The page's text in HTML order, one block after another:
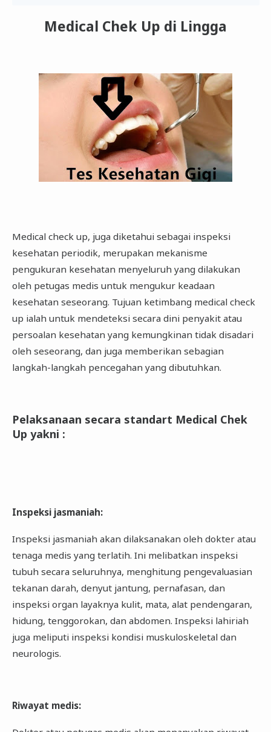
Medical Chek Up di Lingga
Medical check up, juga diketahui sebagai inspeksi
kesehatan periodik, merupakan mekanisme
pengukuran kesehatan menyeluruh yang dilakukan
oleh petugas medis untuk mengukur keadaan
kesehatan seseorang. Tujuan ketimbang medical check
up ialah untuk mendeteksi secara dini penyakit atau
persoalan kesehatan yang kemungkinan tidak disadari
oleh seseorang, dan juga memberikan sebagian
langkah-langkah pencegahan yang dibutuhkan.
Pelaksanaan secara standart Medical Chek
Up yakni :
Inspeksi jasmaniah:
Inspeksi jasmaniah akan dilaksanakan oleh dokter atau
tenaga medis yang terlatih. Ini melibatkan inspeksi
tubuh secara seluruhnya, menghitung pengevaluasian
tekanan darah, denyut jantung, pernafasan, dan
inspeksi organ layaknya kulit, mata, alat pendengaran,
hidung, tenggorokan, dan abdomen. Inspeksi lahiriah
juga meliputi inspeksi kondisi muskuloskeletal dan
neurologis.
Riwayat medis: